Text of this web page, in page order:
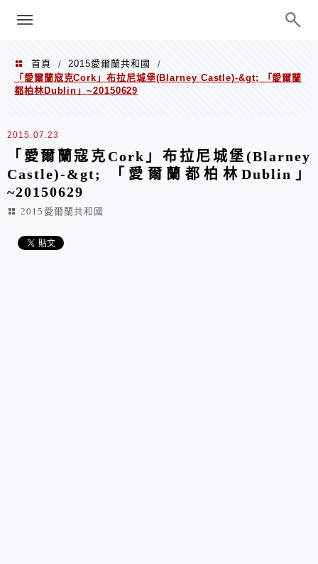
巧、世界走透透
menu
首頁 / 2015愛爾蘭共和國
/
「愛爾蘭寇克Cork」布拉尼城堡(Blarney Castle)-&gt; 「愛爾蘭
都柏林Dublin」~20150629
2015.07.23
「愛爾蘭寇克Cork」布拉尼城堡(Blarney
Castle)-&gt; 「愛爾蘭都柏林Dublin」
~20150629
2015愛爾蘭共和國